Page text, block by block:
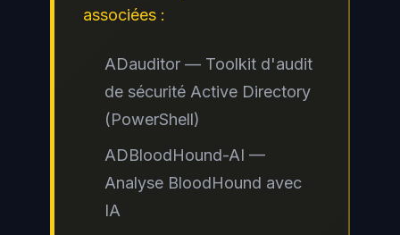
associées :
ADauditor — Toolkit d'audit
de sécurité Active Directory
(PowerShell)
ADBloodHound-AI —
Analyse BloodHound avec
IA